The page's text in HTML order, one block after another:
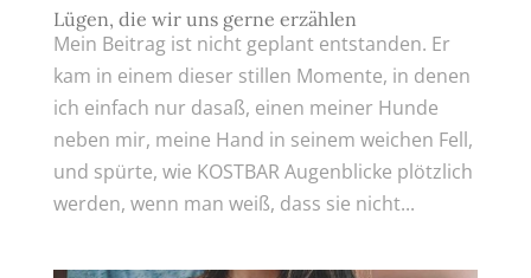
Lügen, die wir uns gerne erzählen
Mein Beitrag ist nicht geplant entstanden. Er
kam in einem dieser stillen Momente, in denen
ich einfach nur dasaß, einen meiner Hunde
neben mir, meine Hand in seinem weichen Fell,
und spürte, wie KOSTBAR Augenblicke plötzlich
werden, wenn man weiß, dass sie nicht...